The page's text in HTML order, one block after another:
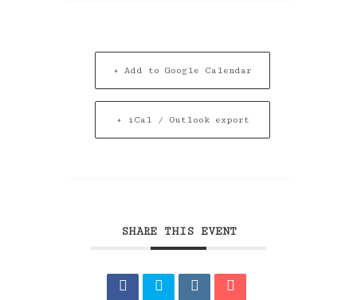
+ Add to Google Calendar
+ iCal / Outlook export
SHARE THIS EVENT